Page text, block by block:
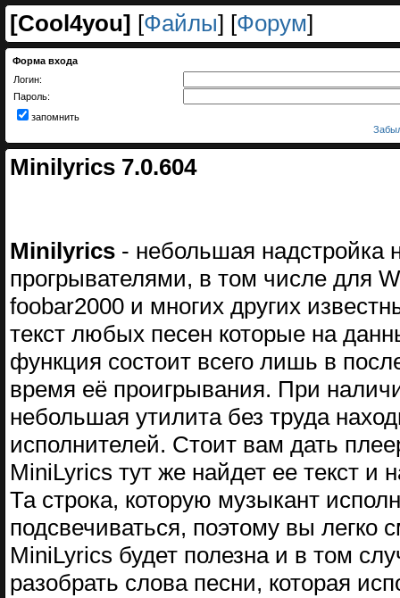
[Cool4you] [Файлы] [Форум]
Форма входа
Логин:
Пароль:
запомнить
Minilyrics 7.0.604
Minilyrics - небольшая надстройка
прогрывателями, в том числе для
foobar2000 и многих других
текст любых песен которые на
функция состоит всего лишь в
время её проигрывания. При
небольшая утилита без труда
исполнителей. Стоит вам дать
MiniLyrics тут же найдет ее текст и
Та строка, которую музыкант
подсвечиваться, поэтому вы легко
MiniLyrics будет полезна и в том
разобрать слова песни, которая